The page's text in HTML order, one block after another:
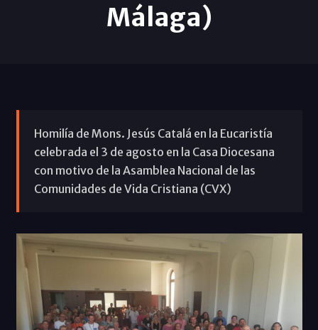
Málaga)
Homilía de Mons. Jesús Catalá en la Eucaristía
celebrada el 3 de agosto en la Casa Diocesana
con motivo de la Asamblea Nacional de las
Comunidades de Vida Cristiana (CVX)